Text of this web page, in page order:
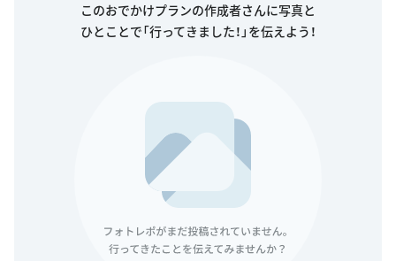
このおでかけプランの作成者さんに写真と
ひとことで「行ってきました！」を伝えよう！